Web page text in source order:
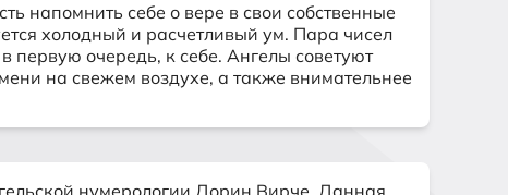
напомнить себе о вере в свои собственные
холодный и расчетливый ум. Пара чисел
первую очередь, к себе. Ангелы советуют
на свежем воздухе, а также внимательнее
нумерологии Дорин Вирче. Данная